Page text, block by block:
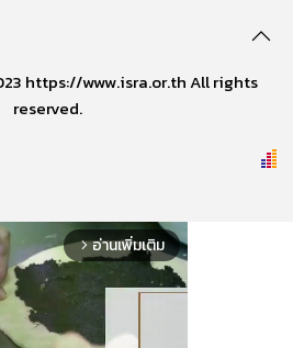
https://www.isra.or.th All rights
reserved.
arrow_forward_ios อ่านเพิ่มเติม